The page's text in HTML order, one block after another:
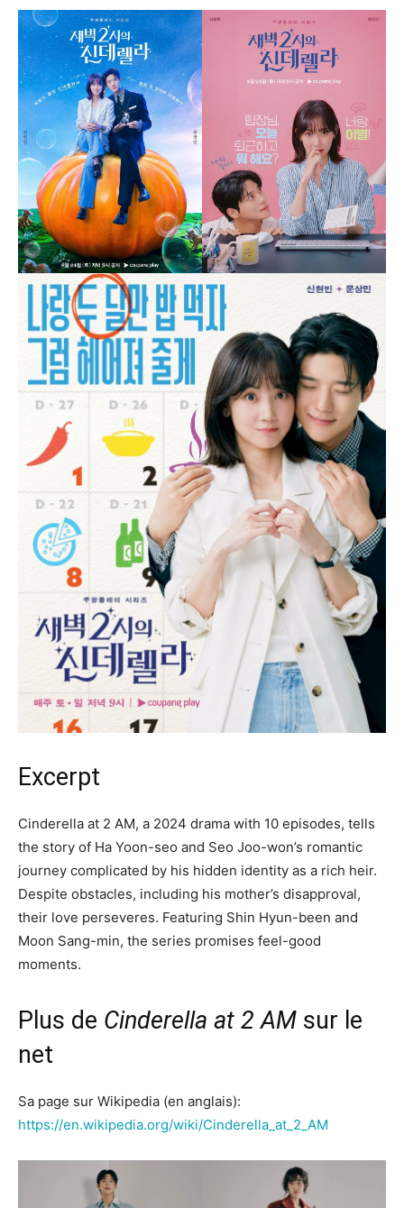
Excerpt
Cinderella at 2 AM, a 2024 drama with 10 episodes, tells
the story of Ha Yoon-seo and Seo Joo-won’s romantic
journey complicated by his hidden identity as a rich heir.
Despite obstacles, including his mother’s disapproval,
their love perseveres. Featuring Shin Hyun-been and
Moon Sang-min, the series promises feel-good
moments.
Plus de Cinderella at 2 AM sur le
net
Sa page sur Wikipedia (en anglais):
https://en.wikipedia.org/wiki/Cinderella_at_2_AM